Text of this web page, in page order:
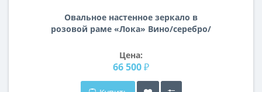
Овальное настенное зеркало в
розовой раме «Лока» Вино/серебро/
Цена:
66 500 ₽